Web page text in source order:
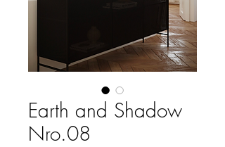
Earth and Shadow
Nro.08